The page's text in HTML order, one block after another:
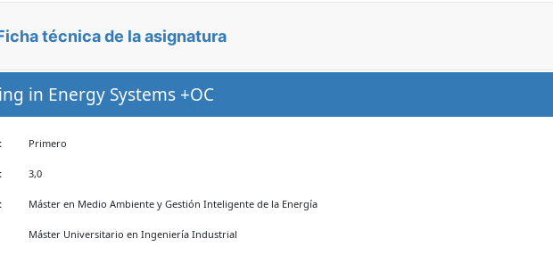
técnica de la asignatura
in Energy Systems +OC
Primero
3,0
Máster en Medio Ambiente y Gestión Inteligente de la Energía
Máster Universitario en Ingeniería Industrial